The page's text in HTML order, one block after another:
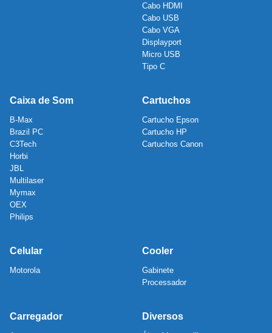
Cabo HDMI
Cabo USB
Cabo VGA
Displayport
Micro USB
Tipo C
Caixa de Som
B-Max
Brazil PC
C3Tech
Horbi
JBL
Multilaser
Mymax
OEX
Philips
Cartuchos
Cartucho Epson
Cartucho HP
Cartuchos Canon
Celular
Motorola
Cooler
Gabinete
Processador
Carregador Diversos